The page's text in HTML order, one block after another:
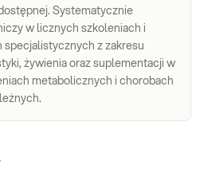
Systematycznie
w licznych szkoleniach i
specjalistycznych z zakresu
żywienia oraz suplementacji w
metabolicznych i chorobach